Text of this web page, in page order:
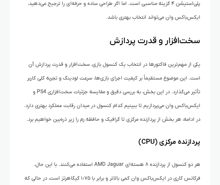
پلی‌استیشن ۴ گزینه مناسبی است. اما اگر طراحی ساده و حرفه‌ای را ترجیح می‌دهید،
ایکس‌باکس وان می‌تواند انتخاب بهتری باشد.
سخت‌افزار و قدرت پردازش
یکی از مهم‌ترین فاکتورها در انتخاب یک کنسول بازی، سخت‌افزار و قدرت پردازش آن
است. این موضوع مستقیماً بر کیفیت اجرای بازی‌ها، سرعت لودینگ و تجربه کلی کاربر
تأثیر می‌گذارد. در این بخش، به بررسی دقیق و مقایسه جزئیات سخت‌افزاری PS4 و
ایکس‌باکس وان می‌پردازیم تا ببینیم کدام کنسول در میدان رقابت عملکرد بهتری دارد.
در ادامه، هر بخش از پردازنده مرکزی تا گرافیک و حافظه رم را زیر ذره‌بین خواهیم برد.
پردازنده مرکزی (CPU)
هر دو کنسول از پردازنده ۸ هسته‌ای AMD Jaguar استفاده می‌کنند. با این حال،
فرکانس کاری در ایکس‌باکس وان کمی بالاتر و برابر با ۱٫۷۵ گیگاهرتز است، در حالی که